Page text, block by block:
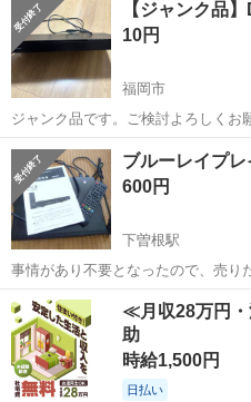
【ジャンク品
10円
福岡市
ジャンク品です。ご検討よろしくお願い致します
セブン-イレブン 福岡荒江３丁目店
日の午前10時から午前11時前後 ・
福岡 福岡市 映像プレーヤ
ブルーレイプレ
600円
下曽根駅
事情があり不要となったので、売り
福岡 北九州市 下曽根駅
ブルーレイ
≪月収28万円
助
時給1,500円
日払い